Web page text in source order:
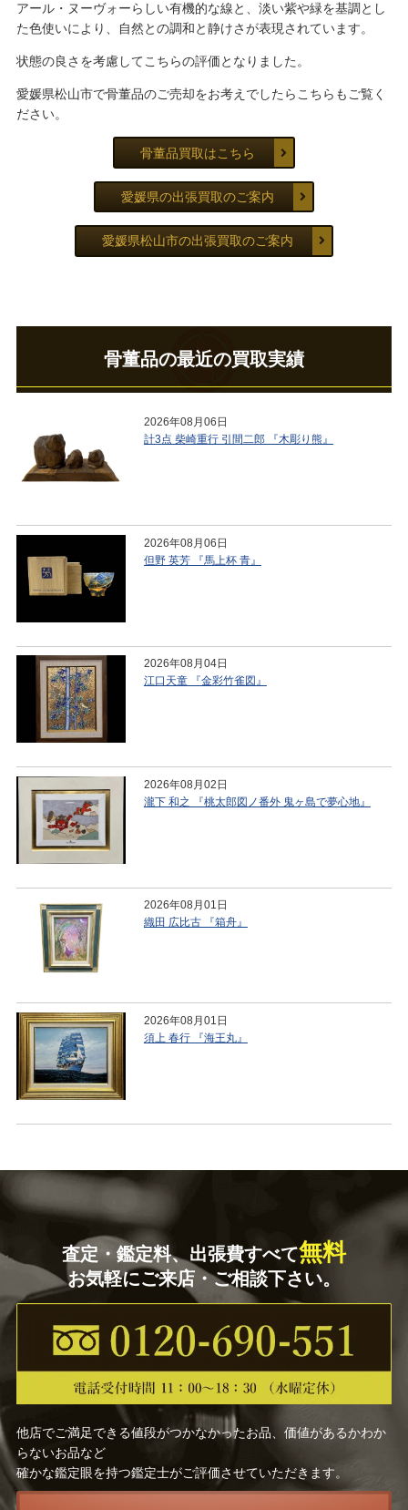
アール・ヌーヴォーらしい有機的な線と、淡い紫や緑を基調とし
た色使いにより、自然との調和と静けさが表現されています。
状態の良さを考慮してこちらの評価となりました。
愛媛県松山市で骨董品のご売却をお考えでしたらこちらもご覧く
ださい。
骨董品買取はこちら
愛媛県の出張買取のご案内
愛媛県松山市の出張買取のご案内
骨董品の最近の買取実績
2026年08月06日
計3点 柴崎重行 引間二郎 『木彫り熊』
2026年08月06日
但野 英芳 『馬上杯 青』
2026年08月04日
江口天童 『金彩竹雀図』
2026年08月02日
瀧下 和之 『桃太郎図ノ番外 鬼ヶ島で夢心地』
2026年08月01日
織田 広比古 『箱舟』
2026年08月01日
須上 春行 『海王丸』
査定・鑑定料、出張費すべて無料
お気軽にご来店・ご相談下さい。
他店でご満足できる値段がつかなかったお品、価値があるかわか
らないお品など
確かな鑑定眼を持つ鑑定士がご評価させていただきます。